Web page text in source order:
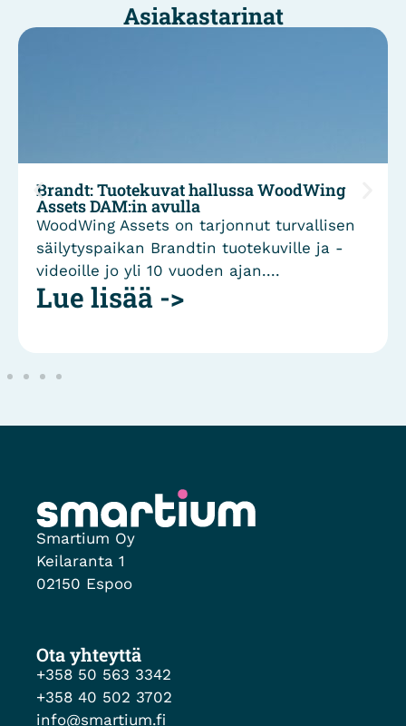
Asiakastarinat
Brandt: Tuotekuvat hallussa WoodWing
Assets DAM:in avulla
WoodWing Assets on tarjonnut turvallisen
säilytyspaikan Brandtin tuotekuville ja -
videoille jo yli 10 vuoden ajan....
Lue lisää ->
Smartium Oy
Keilaranta 1
02150 Espoo
Ota yhteyttä
+358 50 563 3342
+358 40 502 3702
info@smartium.fi